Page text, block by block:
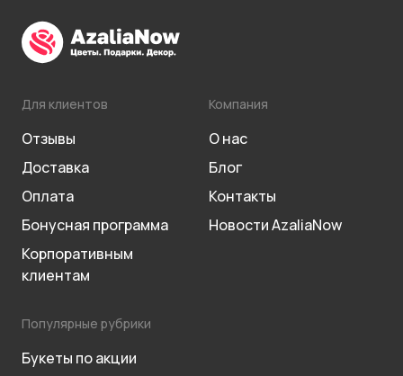
Для клиентов
Отзывы
Доставка
Оплата
Бонусная программа
Корпоративным
клиентам
Компания
О нас
Блог
Контакты
Новости AzaliaNow
Популярные рубрики
Букеты по акции